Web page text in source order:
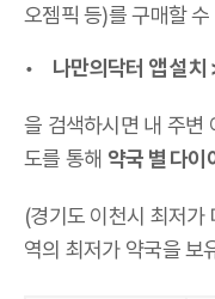
오젬픽 등)를 구매할 수
나만의닥터 앱 설
을 검색하시면 내 주변
도를 통해 약국 별 다이
(경기도 이천시 최저가
역의 최저가 약국을 보